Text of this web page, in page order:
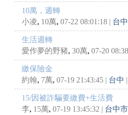
10萬，週轉
小凌, 10萬, 07-22 08:01:18 | 台
生活週轉
愛作夢的野豬, 30萬, 07-20
繳保險金
約翰, 7萬, 07-19 21:43:45 | 台中 |
15/因被詐騙要繳費+生活費
李, 15萬, 07-19 13:45:32 | 台中市